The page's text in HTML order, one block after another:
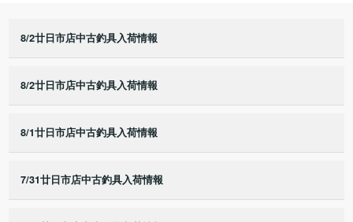
8/2廿日市店中古釣具入荷情報
8/2廿日市店中古釣具入荷情報
8/1廿日市店中古釣具入荷情報
7/31廿日市店中古釣具入荷情報